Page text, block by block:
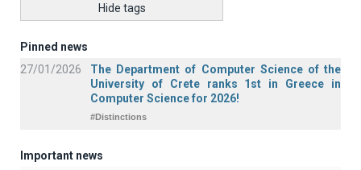
Hide tags
Pinned news
27/01/2026
The Department of Computer Science of the
University of Crete ranks 1st in Greece in
Computer Science for 2026!
#Distinctions
Important news